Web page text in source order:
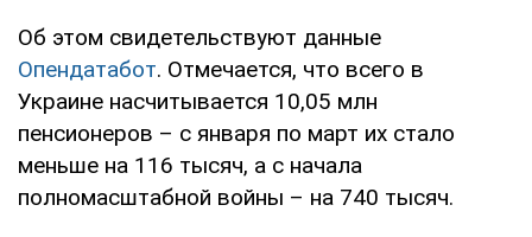
Об этом свидетельствуют данные
Опендатабот. Отмечается, что всего в
Украине насчитывается 10,05 млн
пенсионеров – с января по март их стало
меньше на 116 тысяч, а с начала
полномасштабной войны – на 740 тысяч.